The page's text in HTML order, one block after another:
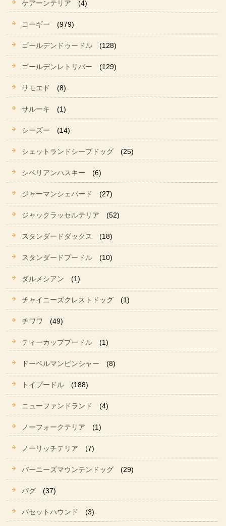
ケアーンテリア (4)
コーギー (979)
ゴールデンドゥードル (128)
ゴールデンレトリバー (129)
サモエド (8)
サルーキ (1)
シーズー (14)
シェットランドシープドッグ (25)
シベリアンハスキー (6)
ジャーマンシェパード (27)
ジャックラッセルテリア (52)
スタンダードダックス (18)
スタンダードプードル (10)
ダルメシアン (1)
チャイニーズクレストドッグ (1)
チワワ (49)
ティーカッププードル (1)
ドーベルマンピンシャー (8)
トイプードル (188)
ニューファンドランド (4)
ノーフォークテリア (1)
ノーリッチテリア (7)
バーニーズマウンテンドッグ (29)
パグ (37)
バセットハウンド (3)